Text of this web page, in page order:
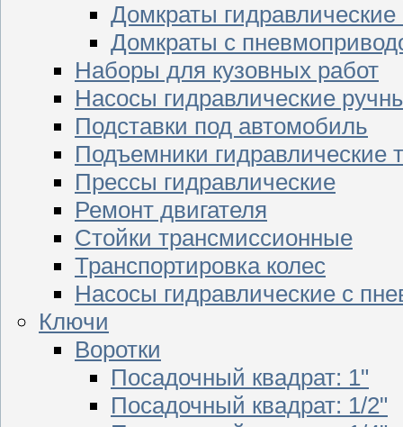
Домкраты гидравлические
Домкраты с
Наборы для кузовных работ
Насосы гидравлические
Подставки под автомобиль
Подъемники гидравлические
Прессы гидравлические
Ремонт двигателя
Стойки трансмиссионные
Транспортировка колес
Насосы гидравлические с
Ключи
Воротки
Посадочный квадрат: 1"
Посадочный квадрат: 1/2"